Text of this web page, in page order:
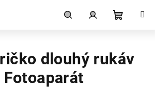
košík
dlouhý rukáv
Fotoaparát